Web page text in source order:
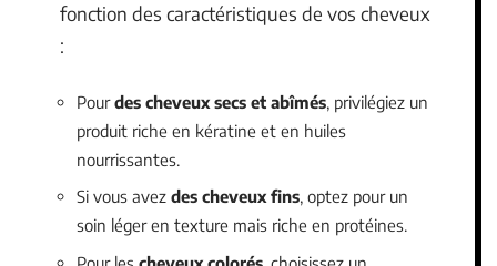
fonction des caractéristiques de vos cheveux
:
Pourdes cheveux secs et abîmés , privilégiez un
produit riche en kératine et en huiles
nourrissantes.
Si vous avez des cheveux fins, optez pour un
soin léger en texture mais riche en protéines.